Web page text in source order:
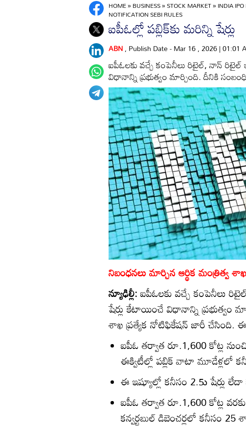
HOME»BUSINESS»STOCK MARKET»INDIA
NOTIFICATION SEBI RULES
ఐపీఓల్లో పబ్లిక్‌కు మరిన్ని షేర్లు
ABN, Publish Date - Mar 16 , 2026 | 01:01
ఐపీఓలకు వచ్చే కంపెనీలు రిటైల్‌, నాన్‌ రిటైల్‌
విధానాన్ని ప్రభుత్వం మార్చింది. దీనికి
నిబంధనలు మార్చిన ఆర్థిక మంత్రిత్వ శాఖ
న్యూఢిల్లీ:ఐపీఓలకు వచ్చే కంపెనీలు
షేర్లు కేటాయించే విధానాన్ని ప్రభుత్వం
శాఖ ప్రత్యేక నోటిఫికేషన్‌ జారీ చేసింది.
ఐపీఓ తర్వాత రూ.1,600 కోట్ల
ఈక్విటీల్లో పబ్లిక్‌ వాటా మూడేళ్లలో
ఈ ఇష్యూల్లో కనీసం 2.5ు షేర్లు
ఐపీఓ తర్వాత రూ.1,600 కోట్ల
కన్వర్టబుల్‌ డిబెంచర్లలో కనీసం